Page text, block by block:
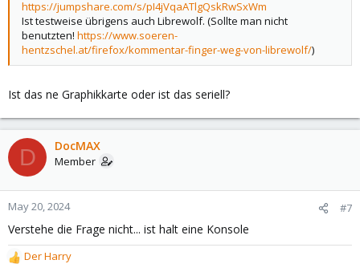
https://jumpshare.com/s/pI4jVqaATlgQskRwSxWm
Ist testweise übrigens auch Librewolf. (Sollte man nicht
benutzten! https://www.soeren-
hentzschel.at/firefox/kommentar-finger-weg-von-librewolf/)
Ist das ne Graphikkarte oder ist das seriell?
D DocMAX
Member
May 20, 2024 #7
Verstehe die Frage nicht... ist halt eine Konsole
R
Der Harry